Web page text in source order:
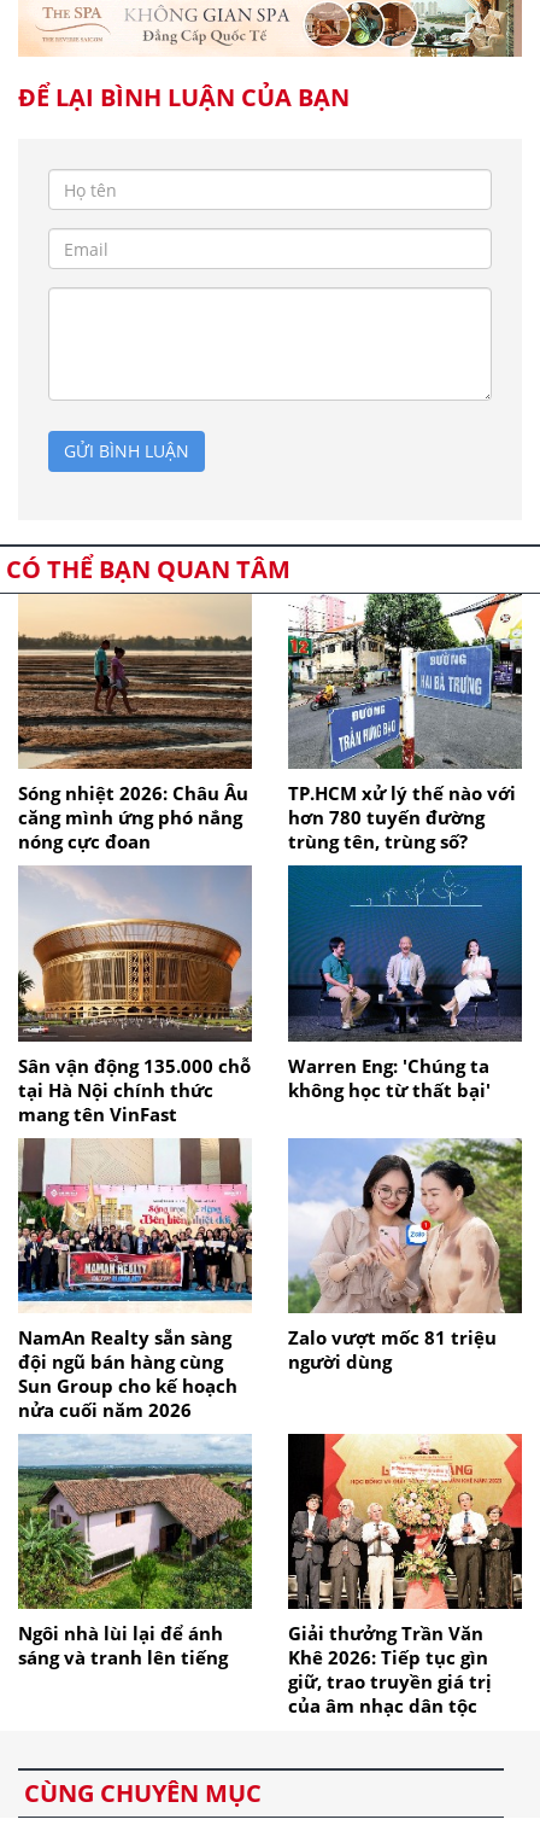
ĐỂ LẠI BÌNH LUẬN CỦA BẠN
GỬI BÌNH LUẬN
CÓ THỂ BẠN QUAN TÂM
Sóng nhiệt 2026: Châu Âu
căng mình ứng phó nắng
nóng cực đoan
TP.HCM xử lý thế nào với
hơn 780 tuyến đường
trùng tên, trùng số?
Sân vận động 135.000 chỗ
tại Hà Nội chính thức
mang tên VinFast
Warren Eng: 'Chúng ta
không học từ thất bại'
NamAn Realty sẵn sàng
đội ngũ bán hàng cùng
Sun Group cho kế hoạch
nửa cuối năm 2026
Zalo vượt mốc 81 triệu
người dùng
Ngôi nhà lùi lại để ánh
sáng và tranh lên tiếng
Giải thưởng Trần Văn
Khê 2026: Tiếp tục gìn
giữ, trao truyền giá trị
của âm nhạc dân tộc
CÙNG CHUYÊN MỤC